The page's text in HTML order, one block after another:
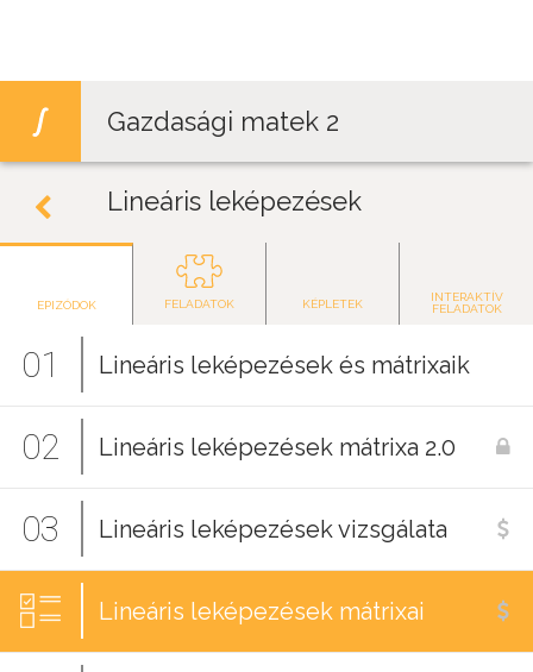
Gazdasági matek 2
Lineáris leképezések
EPIZÓDOK FELADATOK KÉPLETEK
INTERAKTÍV
FELADATOK
01 Lineáris leképezések és mátrixaik
02 Lineáris leképezések mátrixa 2.0
03 Lineáris leképezések vizsgálata
Lineáris leképezések mátrixai